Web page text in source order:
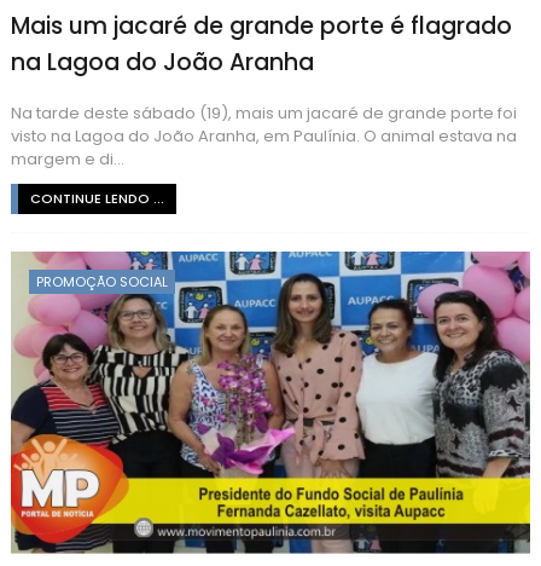
Mais um jacaré de grande porte é flagrado
na Lagoa do João Aranha
Na tarde deste sábado (19), mais um jacaré de grande porte foi
visto na Lagoa do João Aranha, em Paulínia. O animal estava na
margem e di...
CONTINUE LENDO ...
PROMOÇÃO SOCIAL